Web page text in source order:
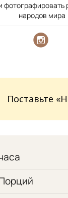
народов мира
Поставьте